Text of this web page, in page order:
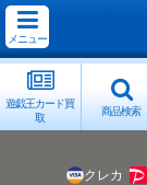
メニュー
遊戯王カード買
取
商品検索
クレカ